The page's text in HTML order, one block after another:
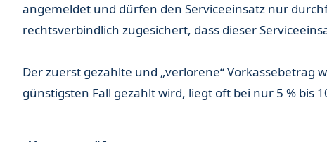
angemeldet und dürfen den Serviceeinsatz nur
rechtsverbindlich zugesichert, dass dieser
Der zuerst gezahlte und „verlorene“ Vorkassebetrag
günstigsten Fall gezahlt wird, liegt oft bei nur 5 % bis